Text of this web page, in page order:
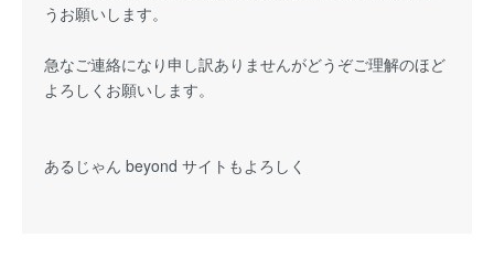
うお願いします。
急なご連絡になり申し訳ありませんがどうぞご理解のほど
よろしくお願いします。
あるじゃん beyond サイトもよろしく